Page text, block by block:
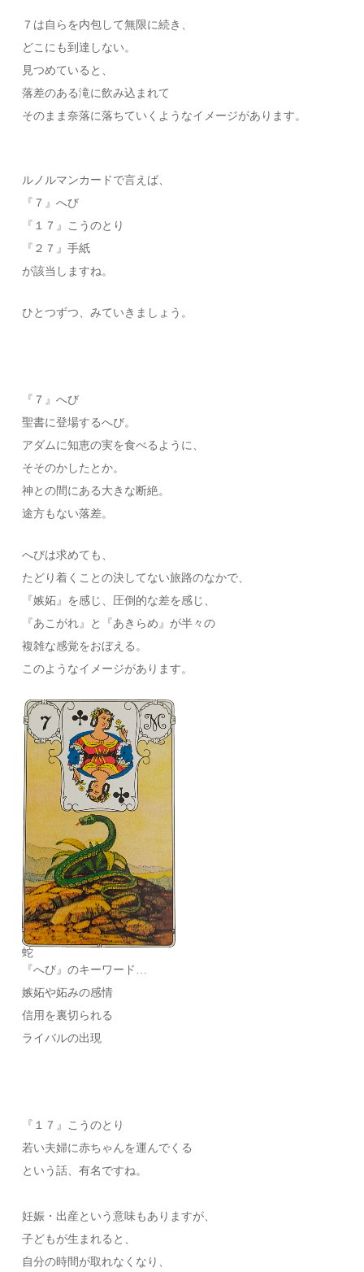
７は自らを内包して無限に続き、
どこにも到達しない。
見つめていると、
落差のある滝に飲み込まれて
そのまま奈落に落ちていくようなイメージがあります。
ルノルマンカードで言えば、
『７』へび
『１７』こうのとり
『２７』手紙
が該当しますね。
ひとつずつ、みていきましょう。
『７』へび
聖書に登場するへび。
アダムに知恵の実を食べるように、
そそのかしたとか。
神との間にある大きな断絶。
途方もない落差。
へびは求めても、
たどり着くことの決してない旅路のなかで、
『嫉妬』を感じ、圧倒的な差を感じ、
『あこがれ』と『あきらめ』が半々の
複雑な感覚をおぼえる。
このようなイメージがあります。
蛇
『へび』のキーワード…
嫉妬や妬みの感情
信用を裏切られる
ライバルの出現
『１７』こうのとり
若い夫婦に赤ちゃんを運んでくる
という話、有名ですね。
妊娠・出産という意味もありますが、
子どもが生まれると、
自分の時間が取れなくなり、